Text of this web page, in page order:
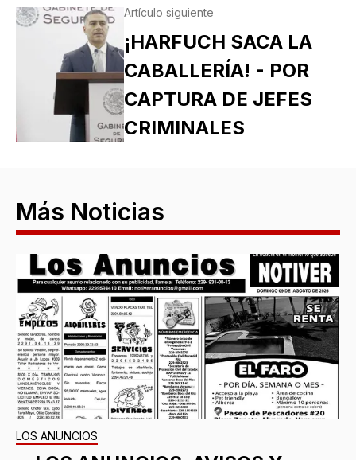
Artículo siguiente
¡HARFUCH SACA LA
CABALLERÍA! - POR
CAPTURA DE JEFES
CRIMINALES
Más Noticias
LOS ANUNCIOS